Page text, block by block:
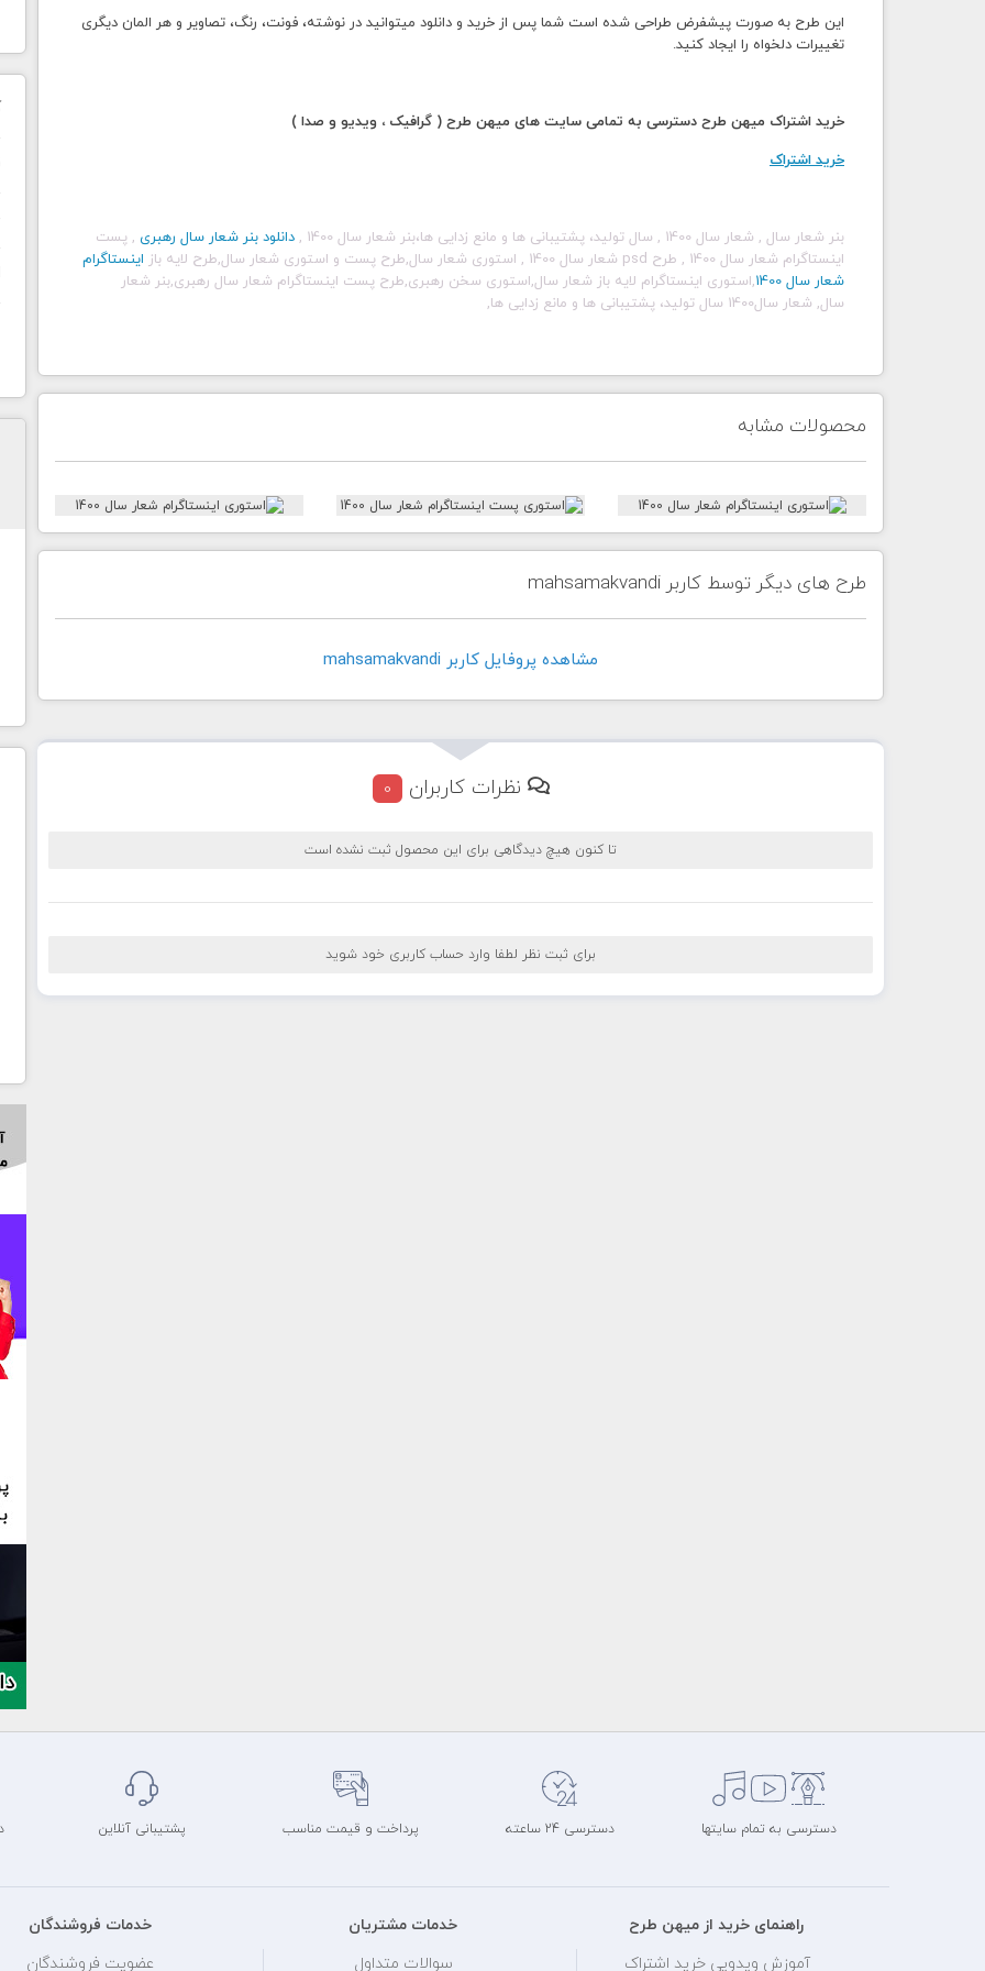
این طرح به صورت پیشفرض طراحی شده است شما پس از خرید و دانلود میتوانید در نوشته، فونت، رنگ، تصاویر و هر المان دیگری
تغییرات دلخواه را ایجاد کنید.
خرید اشتراک میهن طرح دسترسی به تمامی سایت های میهن طرح ( گرافیک ، ویدیو و صدا )
خرید اشتراک
بنر شعار سال , شعار سال 1400 , سال تولید، پشتیبانی ها و مانع زدایی ها،بنر شعار سال 1400 , دانلود بنر شعار سال رهبری , پست
اینستاگرام شعار سال 1400 , طرح psd شعار سال 1400 , استوری شعار سال,طرح پست و استوری شعار سال,طرح لایه باز اینستاگرام
شعار سال 1400
,استوری اینستاگرام لایه باز شعار سال,استوری سخن رهبری,طرح پست اینستاگرام شعار سال رهبری,بنر شعار
سال, شعار سال1400 سال تولید، پشتیبانی ها و مانع زدایی ها,
محصولات مشابه
طرح های دیگر توسط کاربر mahsamakvandi
مشاهده پروفايل کاربر mahsamakvandi
نظرات کاربران 0
تا کنون هیچ دیدگاهی برای این محصول ثبت نشده است
برای ثبت نظر لطفا وارد حساب کاربری خود شوید
دسترسی به تمام سایتها دسترسی 24 ساعته پرداخت و قیمت مناسب پشتیبانی آنلاین
راهنمای خرید از میهن طرح
آموزش ویدویی خرید اشتراک
خدمات مشتریان
سوالات متداول
خدمات فروشندگان
عضویت فروشندگان